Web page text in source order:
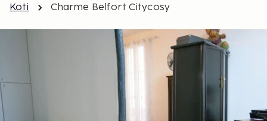
Koti Charme Belfort Citycosy